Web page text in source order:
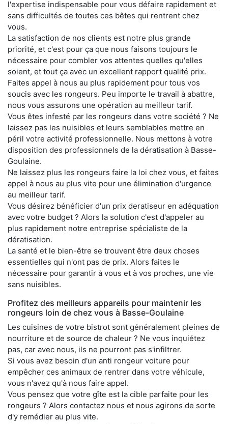
l'expertise indispensable pour vous défaire rapidement et
sans difficultés de toutes ces bêtes qui rentrent chez
vous.
La satisfaction de nos clients est notre plus grande
priorité, et c'est pour ça que nous faisons toujours le
nécessaire pour combler vos attentes quelles qu'elles
soient, et tout ça avec un excellent rapport qualité prix.
Faites appel à nous au plus rapidement pour tous vos
soucis avec les rongeurs. Peu importe le travail à abattre,
nous vous assurons une opération au meilleur tarif.
Vous êtes infesté par les rongeurs dans votre société ? Ne
laissez pas les nuisibles et leurs semblables mettre en
péril votre activité professionnelle. Nous mettons à votre
disposition des professionnels de la dératisation à Basse-
Goulaine.
Ne laissez plus les rongeurs faire la loi chez vous, et faites
appel à nous au plus vite pour une élimination d'urgence
au meilleur tarif.
Vous désirez bénéficier d'un prix deratiseur en adéquation
avec votre budget ? Alors la solution c'est d'appeler au
plus rapidement notre entreprise spécialiste de la
dératisation.
La santé et le bien-être se trouvent être deux choses
essentielles qui n'ont pas de prix. Alors faites le
nécessaire pour garantir à vous et à vos proches, une vie
sans nuisibles.
Profitez des meilleurs appareils pour maintenir les
rongeurs loin de chez vous à Basse-Goulaine
Les cuisines de votre bistrot sont généralement pleines de
nourriture et de source de chaleur ? Ne vous inquiétez
pas, car avec nous, ils ne pourront pas s'infiltrer.
Si vous avez besoin d'un anti rongeur voiture pour
empêcher ces animaux de rentrer dans votre véhicule,
vous n'avez qu'à nous faire appel.
Vous pensez que votre gîte est la cible parfaite pour les
rongeurs ? Alors contactez nous et nous agirons de sorte
d'y remédier au plus vite.